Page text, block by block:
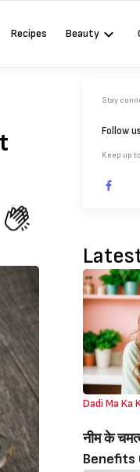
Recipes Beauty
Stay
Follow
Keep up
Dadi Ma Ka
नीम के
Benefits